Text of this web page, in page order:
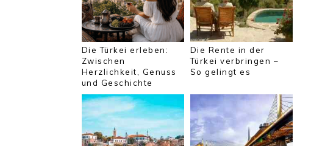
Die Türkei erleben:
Zwischen
Herzlichkeit, Genuss
und Geschichte
Die Rente in der
Türkei verbringen –
So gelingt es